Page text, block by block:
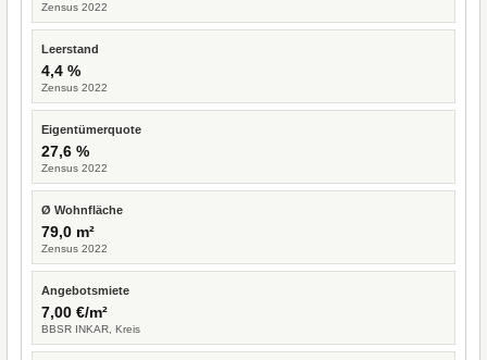
Zensus 2022
Leerstand
4,4 %
Zensus 2022
Eigentümerquote
27,6 %
Zensus 2022
Ø Wohnfläche
79,0 m²
Zensus 2022
Angebotsmiete
7,00 €/m²
BBSR INKAR, Kreis